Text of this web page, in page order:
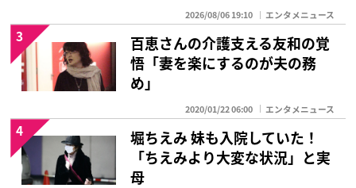
2026/08/06 19:10 エンタメニュース
百恵さんの介護支える友和の覚
悟「妻を楽にするのが夫の務
め」
2020/01/22 06:00 エンタメニュース
3
堀ちえみ 妹も入院していた！
「ちえみより大変な状況」と実
母
4